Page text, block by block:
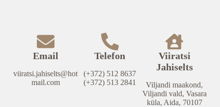
Email
viiratsi.jahiselts@hot
mail.com
Telefon
(+372) 512 8637
(+372) 513 2841
Viiratsi
Jahiselts
Viljandi maakond,
Viljandi vald, Vasara
küla, Aida, 70107